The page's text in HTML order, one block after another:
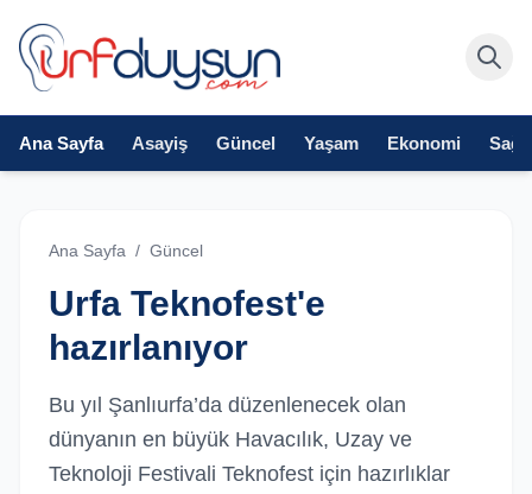
Ana Sayfa Asayiş Güncel Yaşam Ekonomi
Ana Sayfa / Güncel
Urfa Teknofest'e
hazırlanıyor
Bu yıl Şanlıurfa’da düzenlenecek olan
dünyanın en büyük Havacılık, Uzay ve
Teknoloji Festivali Teknofest için hazırlıklar